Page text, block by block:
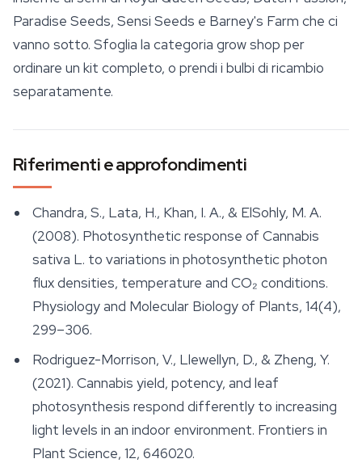
Paradise Seeds, Sensi Seeds e Barney's Farm che ci
vanno sotto. Sfoglia la categoria grow shop per
ordinare un kit completo, o prendi i bulbi di ricambio
separatamente.
Riferimenti e approfondimenti
Chandra, S., Lata, H., Khan, I. A., & ElSohly, M. A.
(2008). Photosynthetic response of Cannabis
sativa L. to variations in photosynthetic photon
flux densities, temperature and CO₂ conditions.
Physiology and Molecular Biology of Plants, 14(4),
299–306.
Rodriguez-Morrison, V., Llewellyn, D., & Zheng, Y.
(2021). Cannabis yield, potency, and leaf
photosynthesis respond differently to increasing
light levels in an indoor environment. Frontiers in
Plant Science, 12, 646020.